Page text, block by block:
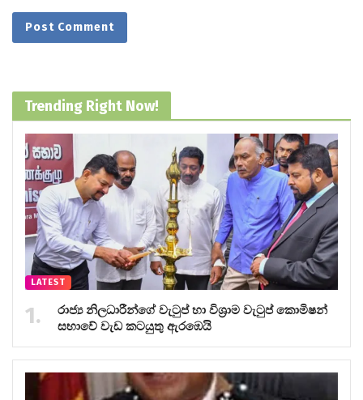
Trending Right Now!
LATEST
රාජ්‍ය නිලධාරීන්ගේ වැටුප් හා විශ්‍රාම වැටුප් කොමිෂන්
සභාවේ වැඩ කටයුතු ඇරඹෙයි